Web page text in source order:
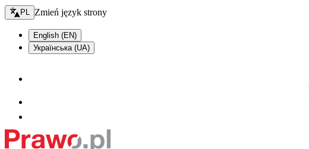
Zmień język - bieżący:
PL Zmień język strony
English (EN)
Українська (UA)